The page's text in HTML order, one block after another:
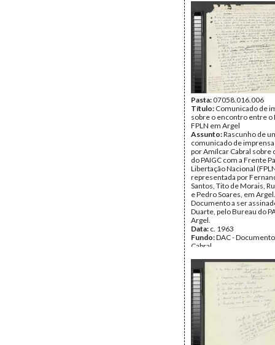
assassinato nas prisões
(Bissau, Bafatá, campo de
concentração de Ilha das
pede a continuação da
acordada com o
à luta de libertação
Data:
c. Junho de 1962
Fundo:
DAC -
Cabral
Tipo Documental:
Página(s):4
Pasta:07058.016.006
Título: Comunicado de
sobre o encontro entre o
FPLN em Argel
Assunto:Rascunho de
comunicado de
por Amílcar Cabral sobre
do PAIGC com a Frente
Libertação Nacional
representada por
Santos, Tito de Morais,
e Pedro Soares, em Argel.
Documento a ser
Duarte, pelo Bureau do
Argel.
Data: c. 1963
Fundo:DAC -
Cabral
Página(s):2